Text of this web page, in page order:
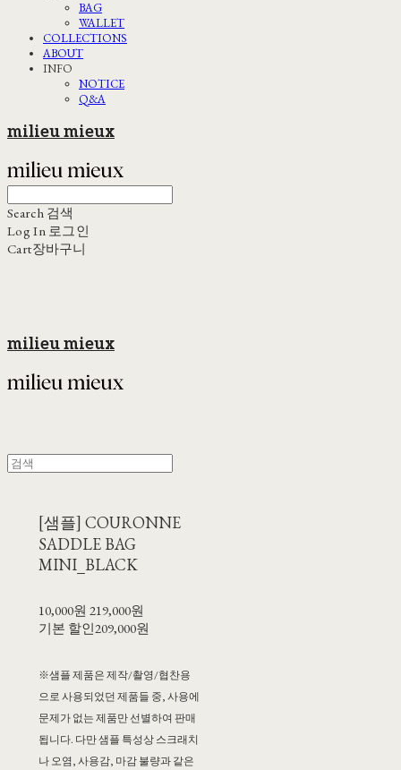
BAG
WALLET
COLLECTIONS
ABOUT
INFO
NOTICE
Q&A
milieu mieux
Search 검색
Log In 로그인
Cart장바구니
milieu mieux
[샘플] COURONNE
SADDLE BAG
MINI_BLACK
10,000원 219,000원
기본 할인209,000원
※샘플 제품은 제작/촬영/협찬용
으로 사용되었던 제품들 중, 사용에
문제가 없는 제품만 선별하여 판매
됩니다. 다만 샘플 특성상 스크래치
나 오염, 사용감, 마감 불량과 같은